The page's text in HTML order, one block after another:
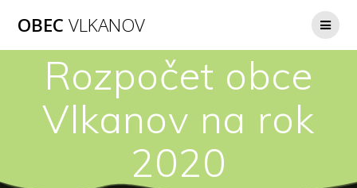
OBEC VLKANOV
Rozpočet obce
Vlkanov na rok
2020